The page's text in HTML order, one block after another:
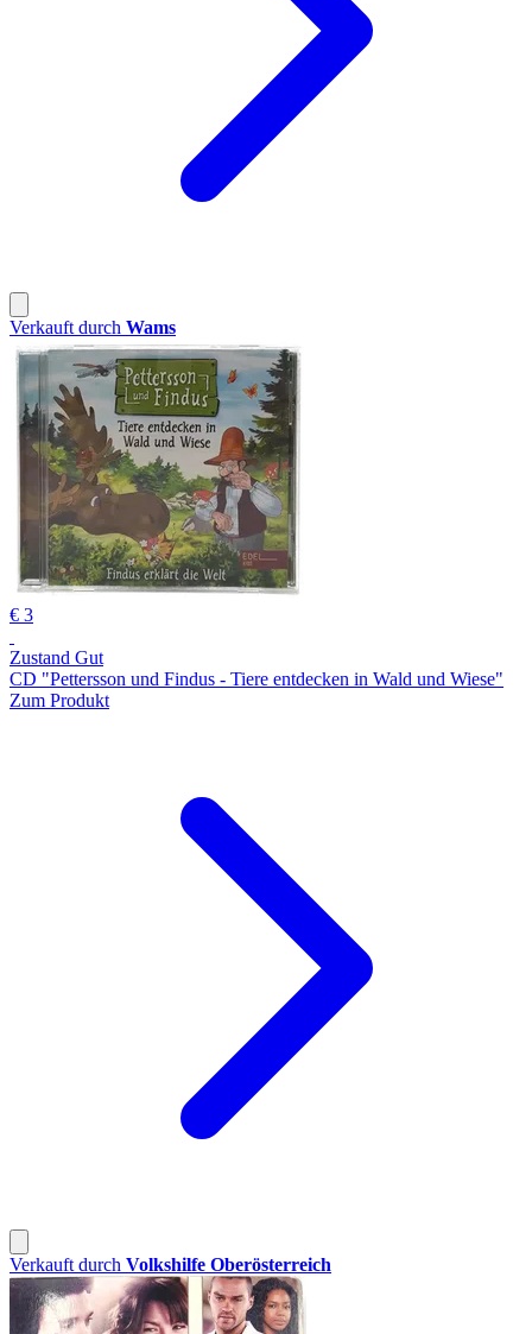
Verkauft durch Wams
€ 3
Zustand Gut
CD "Pettersson und Findus - Tiere entdecken in Wald und Wiese"
Zum Produkt
Verkauft durch Volkshilfe Oberösterreich